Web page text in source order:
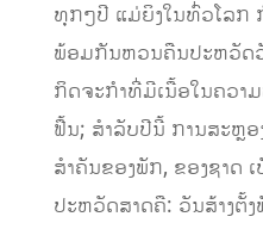
ທຸກໆປີ ແມ່ຍິງໃນທົ່ວໂລກ
ພ້ອມກັນຫວນຄືນປະຫວັດ
ກິດຈະກໍາທີ່ມີເນື້ອໃນຄວາ
ຟື້ນ; ສໍາລັບປີນີ້ ການສະຫຼ
ສໍາຄັນຂອງພັກ, ຂອງຊາດ
ປະຫວັດສາດຄື: ວັນສ້າງຕັ້